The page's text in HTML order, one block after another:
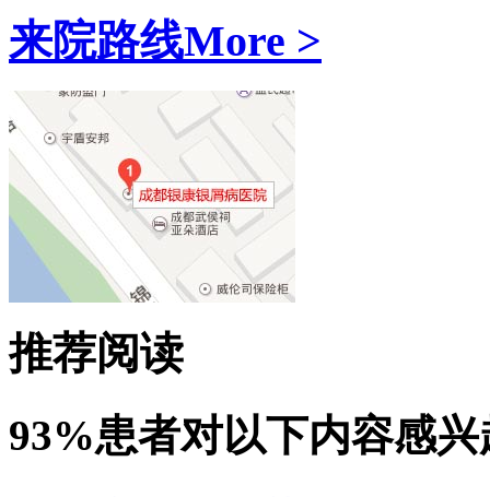
来院路线More >
推荐阅读
93%患者对以下内容感兴